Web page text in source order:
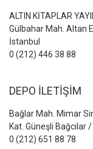
ALTIN KİTAPLAR
Gülbahar Mah. Altan
İstanbul
0 (212) 446 38 88
DEPO İLETİŞİM
Bağlar Mah. Mimar
Kat. Güneşli Bağcılar /
0 (212) 651 88 78